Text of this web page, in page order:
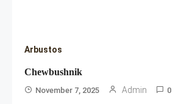
Arbustos
Chewbushnik
November 7, 2025 Admin 0